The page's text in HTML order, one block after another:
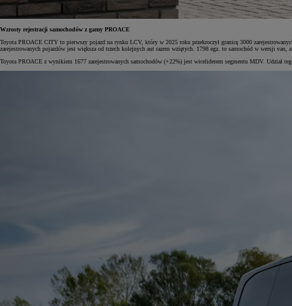
Wzrosty rejestracji samochodów z gamy PROACE
Toyota PROACE CITY to pierwszy pojazd na rynku LCV, który w 2025 roku przekroczył granicę 3000
zarejestrowanych pojazdów jest większa od trzech kolejnych aut razem wziętych. 1798 egz. to samochód w wersji
Toyota PROACE z wynikiem 1677 zarejestrowanych samochodów (+22%) jest wiceliderem segmentu MDV.